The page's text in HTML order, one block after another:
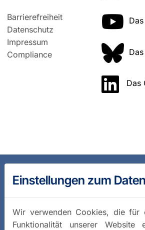
Barrierefreiheit
Datenschutz
Impressum
Compliance
Das
Einstellungen zum
Wir verwenden Cookies, die für
Funktionalität unserer Website